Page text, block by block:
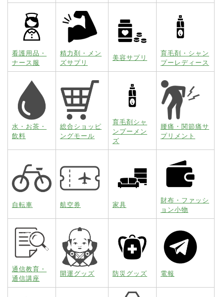
看護用品・
ナース服
精力剤・メン
ズサプリ
美容サプリ
育毛剤・シャン
プーレディース
水・お茶・
飲料
総合ショッピ
ングモール
育毛剤シャ
ンプーメン
ズ
腰痛・関節痛サ
プリメント
自転車 航空券 家具
財布・ファッシ
ョン小物
通信教育・
通信講座
開運グッズ 防災グッズ 電報